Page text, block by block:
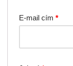
E-mail cím *